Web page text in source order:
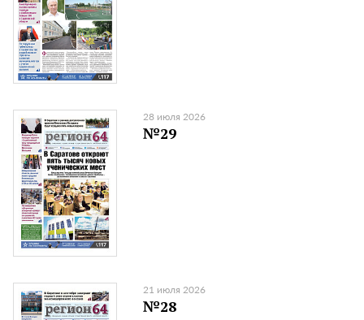
28 июля 2026
№29
21 июля 2026
№28